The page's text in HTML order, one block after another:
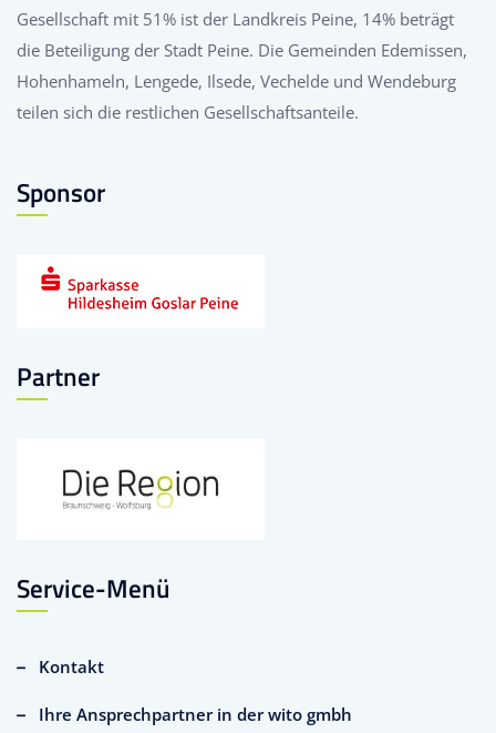
Gesellschaft mit 51% ist der Landkreis Peine, 14% beträgt
die Beteiligung der Stadt Peine. Die Gemeinden Edemissen,
Hohenhameln, Lengede, Ilsede, Vechelde und Wendeburg
teilen sich die restlichen Gesellschaftsanteile.
Sponsor
Partner
Service-Menü
Kontakt
Ihre Ansprechpartner in der wito gmbh